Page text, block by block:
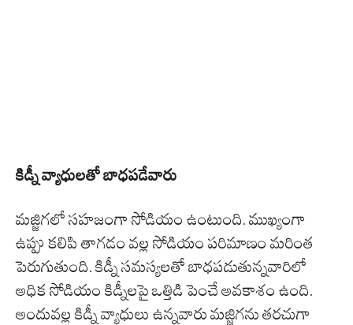
కిడ్నీ వ్యాధులతో బాధపడేవారు
మజ్జిగలో సహజంగా సోడియం ఉంటుంది. ముఖ్యంగా
ఉప్పు కలిపి తాగడం వల్ల సోడియం పరిమాణం మరింత
పెరుగుతుంది. కిడ్నీ సమస్యలతో బాధపడుతున్నవారిలో
అధిక సోడియం కిడ్నీలపై ఒత్తిడి పెంచే అవకాశం ఉంది.
అందువల్ల కిడ్నీ వ్యాధులు ఉన్నవారు మజ్జిగను తరచుగా